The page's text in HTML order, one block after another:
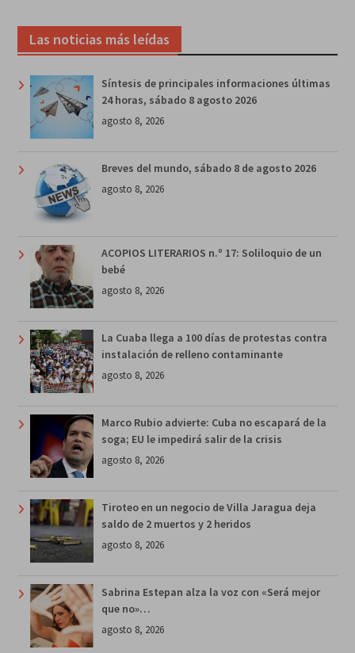
Las noticias más leídas
Síntesis de principales informaciones últimas
24 horas, sábado 8 agosto 2026
agosto 8, 2026
Breves del mundo, sábado 8 de agosto 2026
agosto 8, 2026
ACOPIOS LITERARIOS n.º 17: Soliloquio de un
bebé
agosto 8, 2026
La Cuaba llega a 100 días de protestas contra
instalación de relleno contaminante
agosto 8, 2026
Marco Rubio advierte: Cuba no escapará de la
soga; EU le impedirá salir de la crisis
agosto 8, 2026
Tiroteo en un negocio de Villa Jaragua deja
saldo de 2 muertos y 2 heridos
agosto 8, 2026
Sabrina Estepan alza la voz con «Será mejor
que no»…
agosto 8, 2026